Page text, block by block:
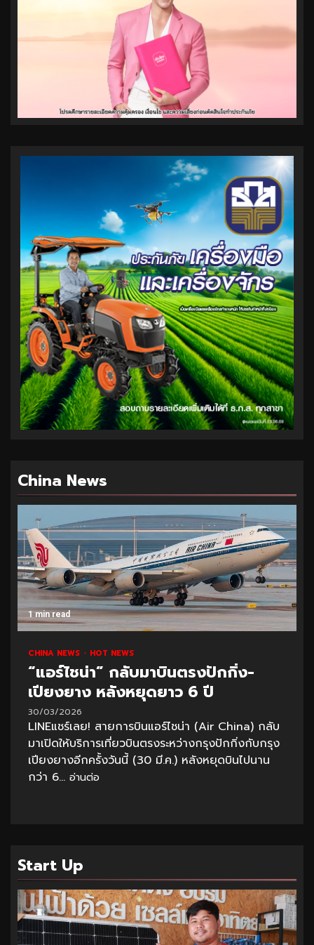
China News
1 min read
CHINA NEWS HOT NEWS
“แอร์ไชน่า” กลับมาบินตรงปักกิ่ง-
เปียงยาง หลังหยุดยาว 6 ปี
30/03/2026
LINEแชร์เลย! สายการบินแอร์ไชน่า (Air China) กลับ
มาเปิดให้บริการเที่ยวบินตรงระหว่างกรุงปักกิ่งกับกรุง
เปียงยางอีกครั้งวันนี้ (30 มี.ค.) หลังหยุดบินไปนาน
กว่า 6... อ่านต่อ
Start Up